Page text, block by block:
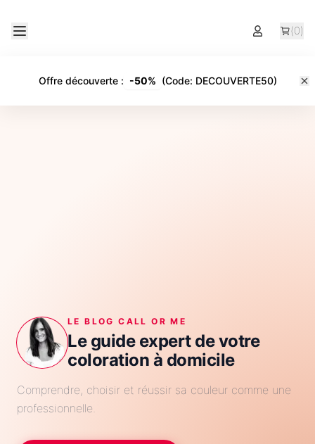
(0)
Offre découverte: -50% (Code: DECOUVERTE50)
LE BLOG CALL OR ME
Le guide expert de votre
coloration à domicile
Comprendre, choisir et réussir sa couleur comme une
professionnelle.